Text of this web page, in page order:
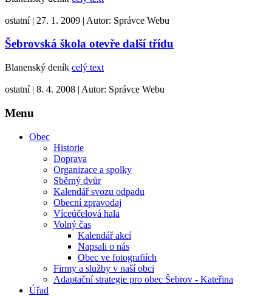
ostatní | 27. 1. 2009 | Autor: Správce Webu
Šebrovská škola otevře další třídu
Blanenský deník celý text
ostatní | 8. 4. 2008 | Autor: Správce Webu
Menu
Obec
Historie
Doprava
Organizace a spolky
Sběrný dvůr
Kalendář svozu odpadu
Obecní zpravodaj
Víceúčelová hala
Volný čas
Kalendář akcí
Napsali o nás
Obec ve fotografiích
Firmy a služby v naší obci
Adaptační strategie pro obec Šebrov - Kateřina
Úřad